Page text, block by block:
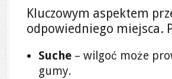
Kluczowym aspektem
odpowiedniego miejsca.
Suche – wilgoć może
gumy.